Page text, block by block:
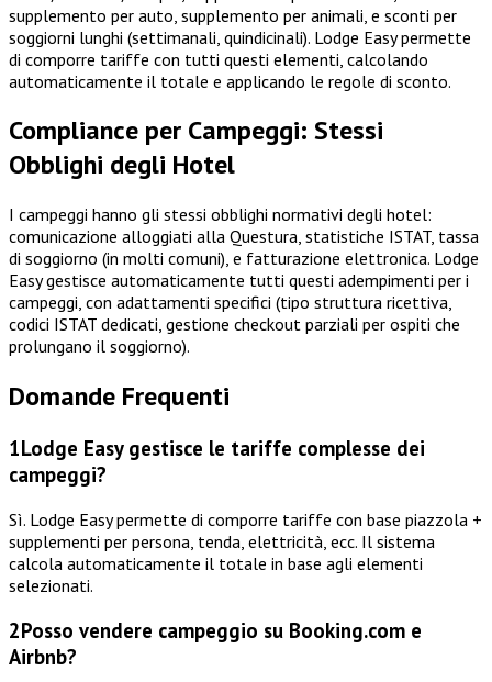
supplemento per auto, supplemento per animali, e sconti per
soggiorni lunghi (settimanali, quindicinali). Lodge Easy permette
di comporre tariffe con tutti questi elementi, calcolando
automaticamente il totale e applicando le regole di sconto.
Compliance per Campeggi: Stessi
Obblighi degli Hotel
I campeggi hanno gli stessi obblighi normativi degli hotel:
comunicazione alloggiati alla Questura, statistiche ISTAT, tassa
di soggiorno (in molti comuni), e fatturazione elettronica. Lodge
Easy gestisce automaticamente tutti questi adempimenti per i
campeggi, con adattamenti specifici (tipo struttura ricettiva,
codici ISTAT dedicati, gestione checkout parziali per ospiti che
prolungano il soggiorno).
Domande Frequenti
1Lodge Easy gestisce le tariffe complesse dei
campeggi?
Sì. Lodge Easy permette di comporre tariffe con base piazzola +
supplementi per persona, tenda, elettricità, ecc. Il sistema
calcola automaticamente il totale in base agli elementi
selezionati.
2Posso vendere campeggio su Booking.com e
Airbnb?